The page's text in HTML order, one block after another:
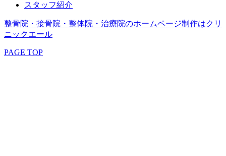
スタッフ紹介
整骨院・接骨院・整体院・治療院のホームページ制作はクリ
ニックエール
PAGE TOP